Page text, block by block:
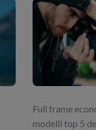
Full frame
modelli top 5